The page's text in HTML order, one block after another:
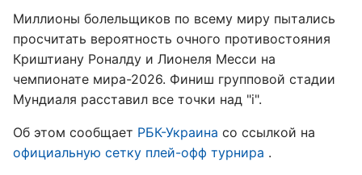
Миллионы болельщиков по всему миру пытались
просчитать вероятность очного противостояния
Криштиану Роналду и Лионеля Месси на
чемпионате мира-2026. Финиш групповой стадии
Мундиаля расставил все точки над "i".
Об этом сообщает РБК-Украина со ссылкой на
официальную сетку плей-офф турнира .